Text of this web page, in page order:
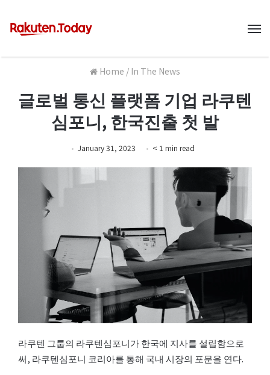
Home / In The News
글로벌 통신 플랫폼 기업 라쿠텐
심포니, 한국진출 첫 발
January 31, 2023 < 1 min read
라쿠텐 그룹의 라쿠텐심포니가 한국에 지사를 설립함으로
써, 라쿠텐심포니 코리아를 통해 국내 시장의 포문을 연다.